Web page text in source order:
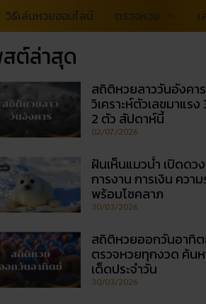
วิธีเล่นหวยออนไลน์ ตรวจหวย
ต์ล่าสุด
สถิติหวยลาววันอังคาร
วิเคราะห์ตัวเลขมาแรง
2 ตัว สัปดาห์นี้
02/07/2026
ฝันเห็นแมวน้ำ เปิดดว
การงาน การเงิน ควา
พร้อมโชคลาภ
30/03/2026
สถิติหวยออกวันอาทิ
ตรวจหวยทุกงวด ค้นห
เด็ดประจำวัน
30/03/2026